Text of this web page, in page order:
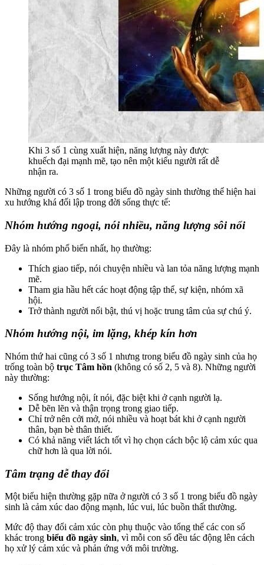
Khi 3 số 1 cùng xuất hiện, năng lượng này được
khuếch đại mạnh mẽ, tạo nên một kiểu người rất dễ
nhận ra.
Những người có 3 số 1 trong biểu đồ ngày sinh thường thể hiện hai
xu hướng khá đối lập trong đời sống thực tế:
Nhóm hướng ngoại, nói nhiều, năng lượng sôi nổi
Đây là nhóm phổ biến nhất, họ thường:
Thích giao tiếp, nói chuyện nhiều và lan tỏa năng lượng mạnh
mẽ.
Tham gia hầu hết các hoạt động tập thể, sự kiện, nhóm xã
hội.
Trở thành người nổi bật, thú vị hoặc trung tâm của sự chú ý.
Nhóm hướng nội, im lặng, khép kín hơn
Nhóm thứ hai cũng có 3 số 1 nhưng trong biểu đồ ngày sinh của họ
trống toàn bộ trục Tâm hồn (không có số 2, 5 và 8). Những người
này thường:
Sống hướng nội, ít nói, đặc biệt khi ở cạnh người lạ.
Dễ bẽn lẽn và thận trọng trong giao tiếp.
Chỉ trở nên cởi mở, nói nhiều và hoạt bát khi ở cạnh người
thân, bạn bè thân thiết.
Có khả năng viết lách tốt vì họ chọn cách bộc lộ cảm xúc qua
chữ hơn là qua lời nói.
Tâm trạng dễ thay đổi
Một biểu hiện thường gặp nữa ở người có 3 số 1 trong biểu đồ ngày
sinh là cảm xúc dao động mạnh, lúc vui, lúc buồn thất thường.
Mức độ thay đổi cảm xúc còn phụ thuộc vào tổng thể các con số
khác trong biểu đồ ngày sinh, vì mỗi con số đều tác động lên cách
họ xử lý cảm xúc và phản ứng với môi trường.